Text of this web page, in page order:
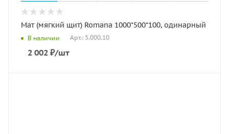
Мат (мягкий щит) Romana 1000*500*100, одинарный
В наличии Арт.: 5.000.10
2 002 ₽/шт